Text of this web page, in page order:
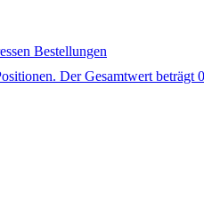
Bestellungen
Der Gesamtwert beträgt